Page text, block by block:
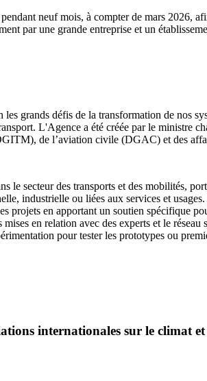
neuf mois, à compter de mars 2026,
par une grande entreprise et un
grands défis de la transformation de nos
L'Agence a été créée par le ministre
de l’aviation civile (DGAC) et des
le secteur des transports et des mobilités,
industrielle ou liées aux services et
projets en apportant un soutien spécifique
en relation avec des experts et le
pour tester les prototypes ou
internationales sur le climat